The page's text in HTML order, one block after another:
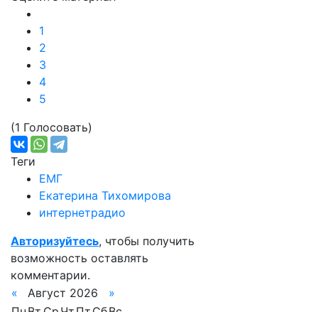
1
2
3
4
5
(1 Голосовать)
Теги
ЕМГ
Екатерина Тихомирова
интернетрадио
Авторизуйтесь, чтобы получить
возможность оставлять
комментарии.
«
Август 2026
»